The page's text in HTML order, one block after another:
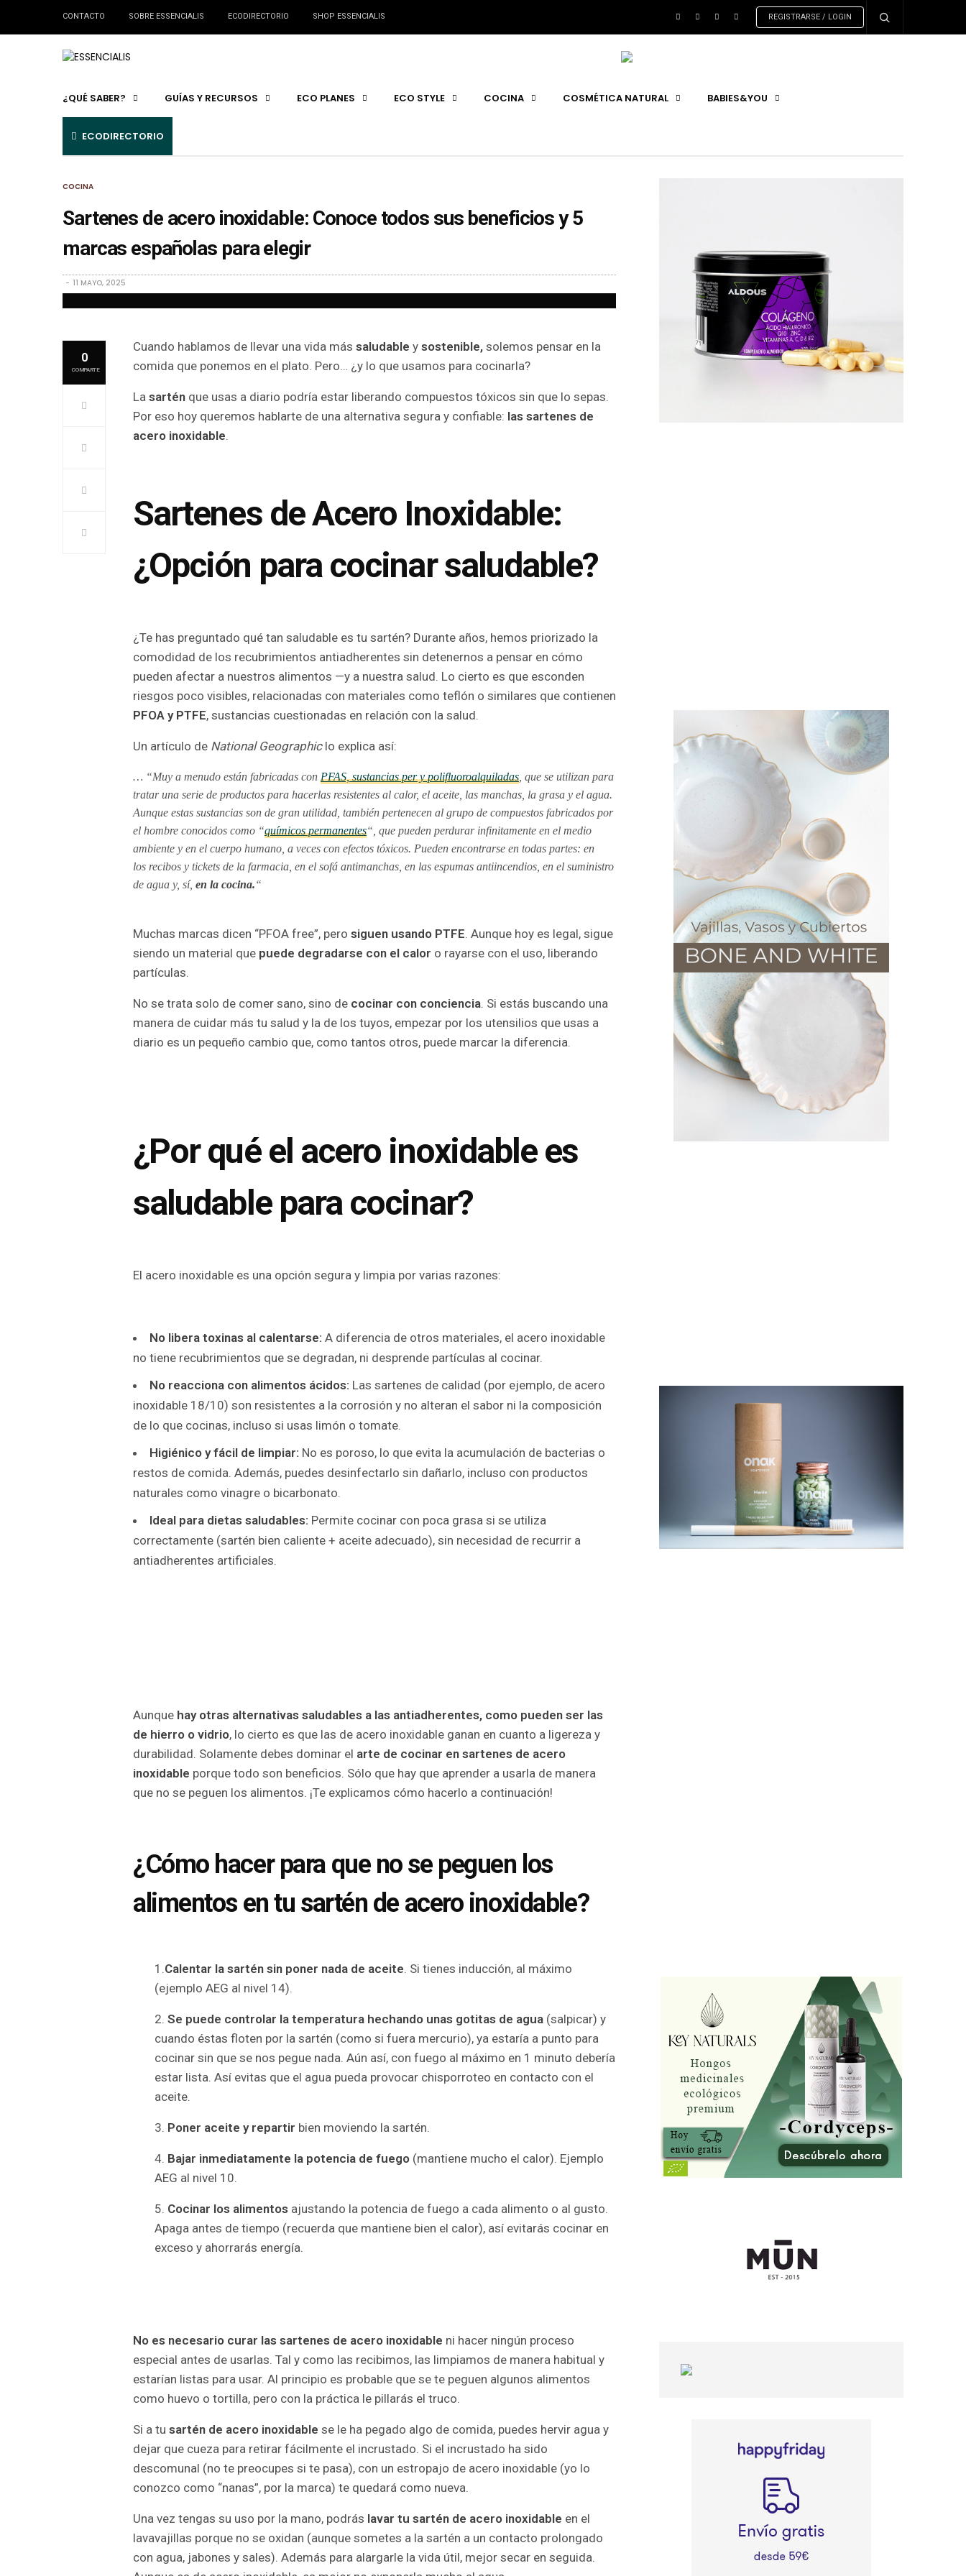
CONTACTO SOBRE ESSENCIALIS ECODIRECTORIO SHOP ESSENCIALIS REGISTRARSE / LOGIN
¿QUÉ SABER? GUÍAS Y RECURSOS ECO PLANES ECO STYLE COCINA COSMÉTICA NATURAL BABIES&YOU
ECODIRECTORIO
COCINA
Sartenes de acero inoxidable: Conoce todos sus beneficios y 5
marcas españolas para elegir
11 MAYO, 2025
0
COMPARTE
Cuando hablamos de llevar una vida más saludable y sostenible, solemos pensar en la
comida que ponemos en el plato. Pero… ¿y lo que usamos para cocinarla?
La sartén que usas a diario podría estar liberando compuestos tóxicos sin que lo sepas.
Por eso hoy queremos hablarte de una alternativa segura y confiable: las sartenes de
acero inoxidable.
Sartenes de Acero Inoxidable:
¿Opción para cocinar saludable?
¿Te has preguntado qué tan saludable es tu sartén? Durante años, hemos priorizado la
comodidad de los recubrimientos antiadherentes sin detenernos a pensar en cómo
pueden afectar a nuestros alimentos —y a nuestra salud. Lo cierto es que esconden
riesgos poco visibles, relacionadas con materiales como teflón o similares que contienen
PFOA y PTFE, sustancias cuestionadas en relación con la salud.
Un artículo de National Geographiclo explica así:
… “Muy a menudo están fabricadas con PFAS, sustancias per y polifluoroalquiladas , que se utilizan para
tratar una serie de productos para hacerlas resistentes al calor, el aceite, las manchas, la grasa y el agua.
Aunque estas sustancias son de gran utilidad, también pertenecen al grupo de compuestos fabricados por
el hombre conocidos como “químicos permanentes“, que pueden perdurar infinitamente en el medio
ambiente y en el cuerpo humano, a veces con efectos tóxicos. Pueden encontrarse en todas partes: en
los recibos y tickets de la farmacia, en el sofá antimanchas, en las espumas antiincendios, en el suministro
de agua y, sí, en la cocina.“
Muchas marcas dicen “PFOA free”, pero siguen usando PTFE. Aunque hoy es legal, sigue
siendo un material que puede degradarse con el calor o rayarse con el uso, liberando
partículas.
No se trata solo de comer sano, sino de cocinar con conciencia. Si estás buscando una
manera de cuidar más tu salud y la de los tuyos, empezar por los utensilios que usas a
diario es un pequeño cambio que, como tantos otros, puede marcar la diferencia.
¿Por qué el acero inoxidable es
saludable para cocinar?
El acero inoxidable es una opción segura y limpia por varias razones:
No libera toxinas al calentarse: A diferencia de otros materiales, el acero inoxidable
no tiene recubrimientos que se degradan, ni desprende partículas al cocinar.
No reacciona con alimentos ácidos: Las sartenes de calidad (por ejemplo, de acero
inoxidable 18/10) son resistentes a la corrosión y no alteran el sabor ni la composición
de lo que cocinas, incluso si usas limón o tomate.
Higiénico y fácil de limpiar: No es poroso, lo que evita la acumulación de bacterias o
restos de comida. Además, puedes desinfectarlo sin dañarlo, incluso con productos
naturales como vinagre o bicarbonato.
Ideal para dietas saludables: Permite cocinar con poca grasa si se utiliza
correctamente (sartén bien caliente + aceite adecuado), sin necesidad de recurrir a
antiadherentes artificiales.
Aunque hay otras alternativas saludables a las antiadherentes, como pueden ser las
de hierro o vidrio, lo cierto es que las de acero inoxidable ganan en cuanto a ligereza y
durabilidad. Solamente debes dominar el arte de cocinar en sartenes de acero
inoxidable porque todo son beneficios. Sólo que hay que aprender a usarla de manera
que no se peguen los alimentos. ¡Te explicamos cómo hacerlo a continuación!
¿Cómo hacer para que no se peguen los
alimentos en tu sartén de acero inoxidable?
1.Calentar la sartén sin poner nada de aceite. Si tienes inducción, al máximo
(ejemplo AEG al nivel 14).
2. Se puede controlar la temperatura hechando unas gotitas de agua (salpicar) y
cuando éstas floten por la sartén (como si fuera mercurio), ya estaría a punto para
cocinar sin que se nos pegue nada. Aún así, con fuego al máximo en 1 minuto debería
estar lista. Así evitas que el agua pueda provocar chisporroteo en contacto con el
aceite.
3. Poner aceite y repartir bien moviendo la sartén.
4. Bajar inmediatamente la potencia de fuego (mantiene mucho el calor). Ejemplo
AEG al nivel 10.
5. Cocinar los alimentos ajustando la potencia de fuego a cada alimento o al gusto.
Apaga antes de tiempo (recuerda que mantiene bien el calor), así evitarás cocinar en
exceso y ahorrarás energía.
No es necesario curar las sartenes de acero inoxidable ni hacer ningún proceso
especial antes de usarlas. Tal y como las recibimos, las limpiamos de manera habitual y
estarían listas para usar. Al principio es probable que se te peguen algunos alimentos
como huevo o tortilla, pero con la práctica le pillarás el truco.
Si a tu sartén de acero inoxidable se le ha pegado algo de comida, puedes hervir agua y
dejar que cueza para retirar fácilmente el incrustado. Si el incrustado ha sido
descomunal (no te preocupes si te pasa), con un estropajo de acero inoxidable (yo lo
conozco como “nanas”, por la marca) te quedará como nueva.
Una vez tengas su uso por la mano, podrás lavar tu sartén de acero inoxidable en el
lavavajillas porque no se oxidan (aunque sometes a la sartén a un contacto prolongado
con agua, jabones y sales). Además para alargarle la vida útil, mejor secar en seguida.